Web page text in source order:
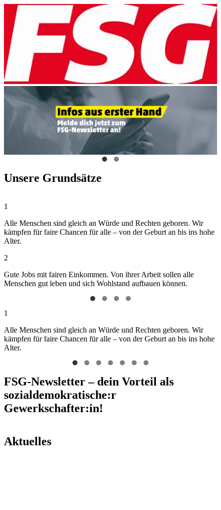
Unsere Grundsätze
1
Alle Menschen sind gleich an Würde und Rechten geboren. Wir
kämpfen für faire Chancen für alle – von der Geburt an bis ins hohe
Alter.
2
Gute Jobs mit fairen Einkommen. Von ihrer Arbeit sollen alle
Menschen gut leben und sich Wohlstand aufbauen können.
1
Alle Menschen sind gleich an Würde und Rechten geboren. Wir
kämpfen für faire Chancen für alle – von der Geburt an bis ins hohe
Alter.
FSG-Newsletter – dein Vorteil als
sozialdemokratische:r
Gewerkschafter:in!
Aktuelles